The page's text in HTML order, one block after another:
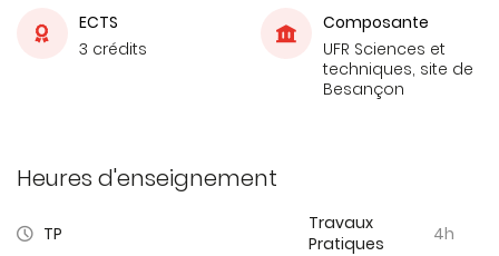
ECTS
3 crédits
Composante
UFR Sciences et
techniques, site de
Besançon
Heures d'enseignement
TP
Travaux
Pratiques
4h